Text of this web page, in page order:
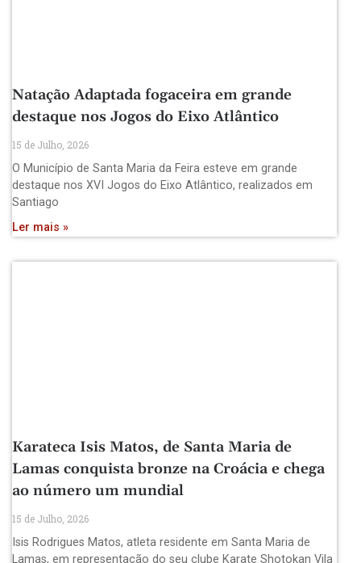
Natação Adaptada fogaceira em grande
destaque nos Jogos do Eixo Atlântico
15 de Julho, 2026
O Município de Santa Maria da Feira esteve em grande
destaque nos XVI Jogos do Eixo Atlântico, realizados em
Santiago
Ler mais »
Karateca Isis Matos, de Santa Maria de
Lamas conquista bronze na Croácia e chega
ao número um mundial
15 de Julho, 2026
Isis Rodrigues Matos, atleta residente em Santa Maria de
Lamas, em representação do seu clube Karate Shotokan Vila